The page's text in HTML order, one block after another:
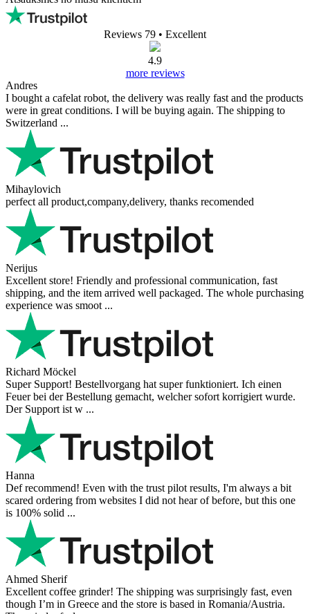
0
Rakstīt atsauksmi
Jūsu vārds
Attēli (pēc izvēles)
+
Vērtējums
Rakstīt atsauksmi
Atsauksmes no mūsu klientiem
Reviews 79 • Excellent
4.9
Andres
I bought a cafelat robot, the delivery was really fast and the products
were in great conditions. I will be buying again. The shipping to
Switzerland ...
Mihaylovich
perfect all product,company,delivery, thanks recomended
Nerijus
Excellent store! Friendly and professional communication, fast
shipping, and the item arrived well packaged. The whole purchasing
experience was smoot ...
Richard Möckel
Super Support! Bestellvorgang hat super funktioniert. Ich einen
Feuer bei der Bestellung gemacht, welcher sofort korrigiert wurde.
Der Support ist w ...